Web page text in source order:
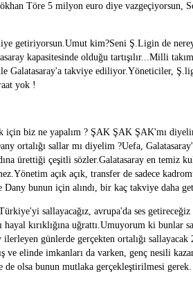
Töre 5 milyon euro diye vazgeçiyorsun,
getiriyorsun.Umut kim?Seni Ş.Ligin de
kapasitesinde olduğu tartışılır...Milli
Galatasaray'a takviye ediliyor.Yöneticiler,
yok !
için biz ne yapalım ? ŞAK ŞAK ŞAK'mı
ortalığı sallar mı diyelim ?Uefa,
ürettiği çeşitli sözler.Galatasaray en temiz
açık açık, transfer de sadece
bunun için alındı, bir kaç takviye daha
sallayacağız, avrupa'da ses
hayal kırıklığına uğrattı.Umuyorum ki bunlar
günlerde gerçekten ortalığı sallayacak
ve elinde imkanları da varken, genç nesili
de olsa bunun mutlaka gerçekleştirilmesi gerek.